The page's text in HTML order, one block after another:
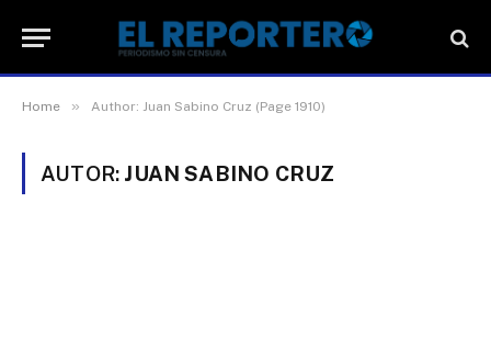
Home » Author: Juan Sabino Cruz (Page 1910)
AUTOR: JUAN SABINO CRUZ